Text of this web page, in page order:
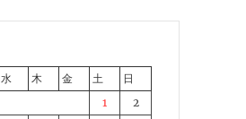
水 木 金 土
日
1
2